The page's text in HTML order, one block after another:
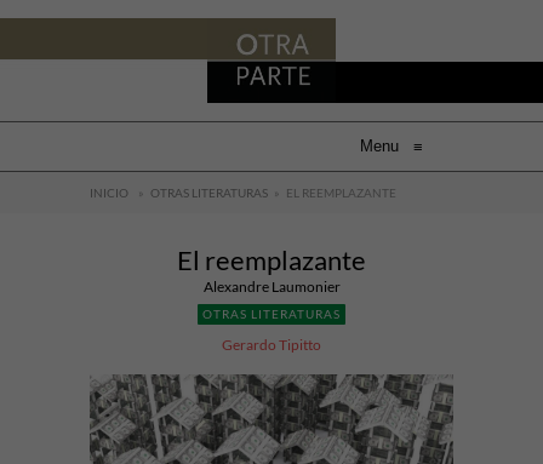
Menu ≡
INICIO » OTRAS LITERATURAS » EL REEMPLAZANTE
El reemplazante
Alexandre Laumonier
OTRAS LITERATURAS
Gerardo Tipitto